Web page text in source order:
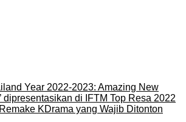
Year 2022-2023: Amazing New
dipresentasikan di IFTM Top Resa 2022
KDrama yang Wajib Ditonton